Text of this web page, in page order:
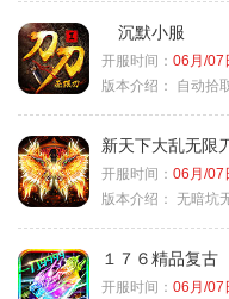
沉默小服
开服时间： 06月/07
版本介绍：
自动拾
新天下大乱无限
开服时间： 06月/07
版本介绍： 无暗坑
１７６精品复古
开服时间： 06月/07